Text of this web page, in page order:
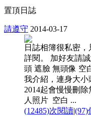
置頂日誌
請遵守 2014-03-17
日誌相簿很私密，
詳閱。 加好友請
頭 遮臉 無頭像 空
我介紹，連身大小
2014起會慢慢刪除
人照片 空白 ...
(12485)次閱讀|(97)